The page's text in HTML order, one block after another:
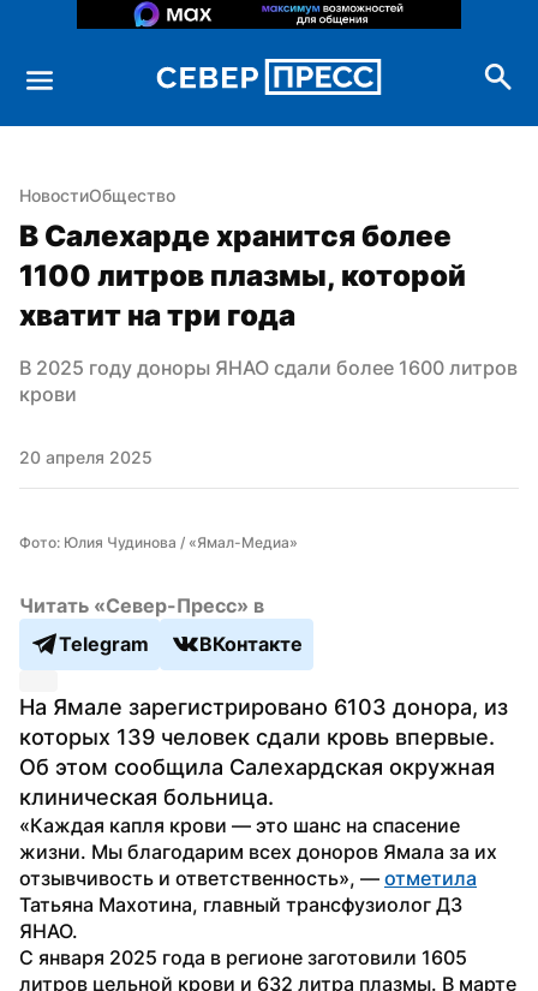
НовостиОбщество
В Салехарде хранится более
1100 литров плазмы, которой
хватит на три года
В 2025 году доноры ЯНАО сдали более 1600 литров
крови
20 апреля 2025
Фото: Юлия Чудинова / «Ямал-Медиа»
Читать «Север-Пресс» в
Telegram
ВКонтакте
На Ямале зарегистрировано 6103 донора, из
которых 139 человек сдали кровь впервые.
Об этом сообщила Салехардская окружная
клиническая больница.
«Каждая капля крови — это шанс на спасение
жизни. Мы благодарим всех доноров Ямала за их
отзывчивость и ответственность», — отметила
Татьяна Махотина, главный трансфузиолог ДЗ
ЯНАО.
С января 2025 года в регионе заготовили 1605
литров цельной крови и 632 литра плазмы. В марте